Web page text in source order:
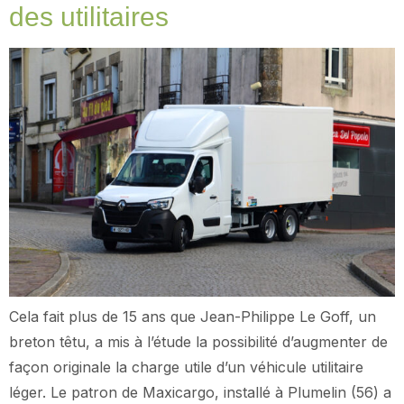
des utilitaires
Cela fait plus de 15 ans que Jean-Philippe Le Goff, un
breton têtu, a mis à l’étude la possibilité d’augmenter de
façon originale la charge utile d’un véhicule utilitaire
léger. Le patron de Maxicargo, installé à Plumelin (56) a